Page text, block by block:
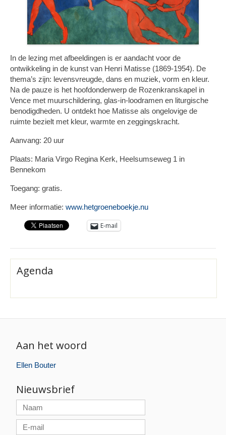
In de lezing met afbeeldingen is er aandacht voor de
ontwikkeling in de kunst van Henri Matisse (1869-1954). De
thema’s zijn: levensvreugde, dans en muziek, vorm en kleur.
Na de pauze is het hoofdonderwerp de Rozenkranskapel in
Vence met muurschildering, glas-in-loodramen en liturgische
benodigdheden. U ontdekt hoe Matisse als ongelovige de
ruimte bezielt met kleur, warmte en zeggingskracht.
Aanvang: 20 uur
Plaats: Maria Virgo Regina Kerk, Heelsumseweg 1 in
Bennekom
Toegang: gratis.
Meer informatie: www.hetgroeneboekje.nu
E-mail
Agenda
Aan het woord
Ellen Bouter
Nieuwsbrief